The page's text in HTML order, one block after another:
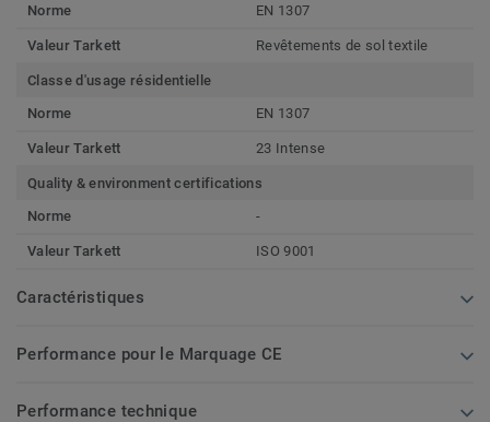
Norme
EN 1307
Valeur Tarkett Revêtements de sol textile
Classe d'usage résidentielle
Norme
EN 1307
Valeur Tarkett 23 Intense
Quality & environment certifications
Norme
-
Valeur Tarkett ISO 9001
Caractéristiques
Performance pour le Marquage CE
Performance technique